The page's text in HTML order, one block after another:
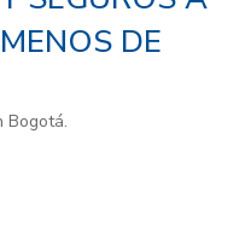
DE
Bogotá.